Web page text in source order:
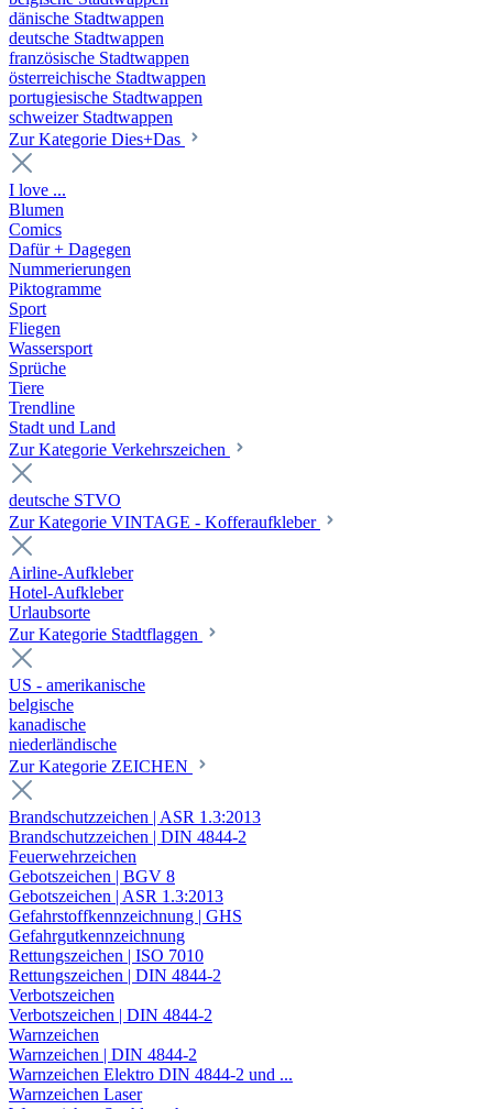
dänische Stadtwappen
deutsche Stadtwappen
französische Stadtwappen
österreichische Stadtwappen
portugiesische Stadtwappen
schweizer Stadtwappen
Zur Kategorie Dies+Das
I love ...
Blumen
Comics
Dafür + Dagegen
Nummerierungen
Piktogramme
Sport
Fliegen
Wassersport
Sprüche
Tiere
Trendline
Stadt und Land
Zur Kategorie Verkehrszeichen
deutsche STVO
Zur Kategorie VINTAGE - Kofferaufkleber
Airline-Aufkleber
Hotel-Aufkleber
Urlaubsorte
Zur Kategorie Stadtflaggen
US - amerikanische
belgische
kanadische
niederländische
Zur Kategorie ZEICHEN
Brandschutzzeichen | ASR 1.3:2013
Brandschutzzeichen | DIN 4844-2
Feuerwehrzeichen
Gebotszeichen | BGV 8
Gebotszeichen | ASR 1.3:2013
Gefahrstoffkennzeichnung | GHS
Gefahrgutkennzeichnung
Rettungszeichen | ISO 7010
Rettungszeichen | DIN 4844-2
Verbotszeichen
Verbotszeichen | DIN 4844-2
Warnzeichen
Warnzeichen | DIN 4844-2
Warnzeichen Elektro DIN 4844-2 und ...
Warnzeichen Laser